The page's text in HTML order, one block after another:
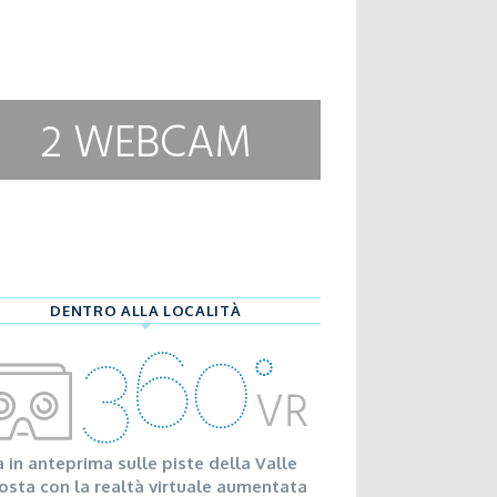
DENTRO ALLA LOCALITÀ
in anteprima sulle piste della Valle
con la realtà virtuale aumentata
2 WEBCAM